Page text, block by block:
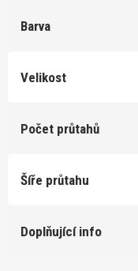
Barva
Velikost
Počet průtahů
Šíře průtahu
Doplňující info